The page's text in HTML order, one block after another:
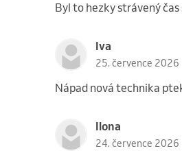
Byl to hezky strávený
Iva
25. července 2026
Nápad nová technika
Ilona
24. července 2026